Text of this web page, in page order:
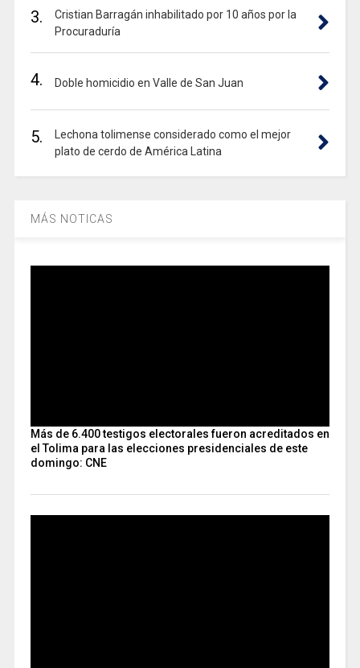
3.
Cristian Barragán inhabilitado por 10 años por la
Procuraduría
4. Doble homicidio en Valle de San Juan
5.
Lechona tolimense considerado como el mejor
plato de cerdo de América Latina
MÁS NOTICAS
Más de 6.400 testigos electorales fueron acreditados en
el Tolima para las elecciones presidenciales de este
domingo: CNE